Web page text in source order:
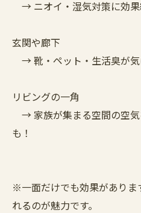
→ ニオイ・湿気対策に効果
玄関や廊下
→ 靴・ペット・生活臭が
リビングの一角
→ 家族が集まる空間の空
も！
※一面だけでも効果がありま
れるのが魅力です。